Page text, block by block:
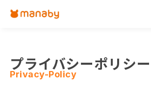
プライバシーポリシー
Privacy-Policy